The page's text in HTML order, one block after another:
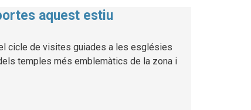
aquest estiu
cicle de visites guiades a les esglésies
temples més emblemàtics de la zona i